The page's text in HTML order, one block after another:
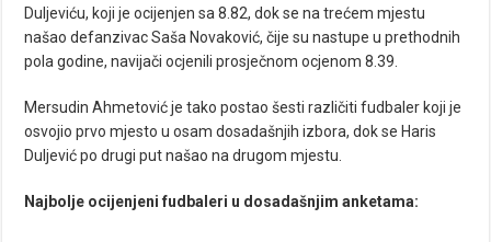
Duljeviću, koji je ocijenjen sa 8.82, dok se na trećem mjestu
našao defanzivac Saša Novaković, čije su nastupe u prethodnih
pola godine, navijači ocjenili prosječnom ocjenom 8.39.
Mersudin Ahmetović je tako postao šesti različiti fudbaler koji je
osvojio prvo mjesto u osam dosadašnjih izbora, dok se Haris
Duljević po drugi put našao na drugom mjestu.
Najbolje ocijenjeni fudbaleri u dosadašnjim anketama: